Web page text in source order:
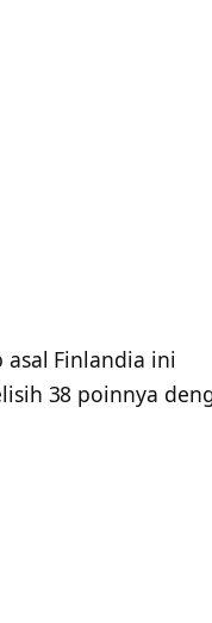
Finlandia ini
38 poinnya